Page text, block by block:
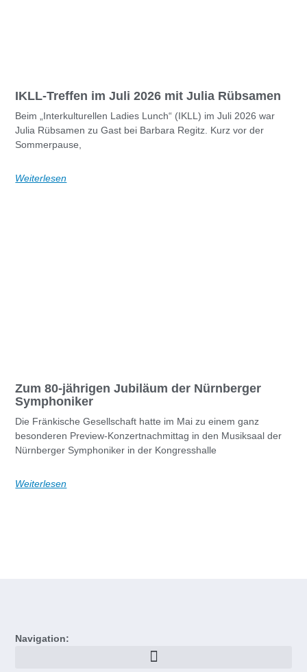
IKLL-Treffen im Juli 2026 mit Julia Rübsamen
Beim „Interkulturellen Ladies Lunch“ (IKLL) im Juli 2026 war
Julia Rübsamen zu Gast bei Barbara Regitz. Kurz vor der
Sommerpause,
Weiterlesen
Zum 80-jährigen Jubiläum der Nürnberger
Symphoniker
Die Fränkische Gesellschaft hatte im Mai zu einem ganz
besonderen Preview-Konzertnachmittag in den Musiksaal der
Nürnberger Symphoniker in der Kongresshalle
Weiterlesen
Navigation: